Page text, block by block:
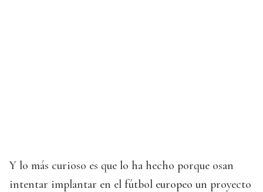
Y lo más curioso es que lo ha hecho porque osan
intentar implantar en el fútbol europeo un proyecto